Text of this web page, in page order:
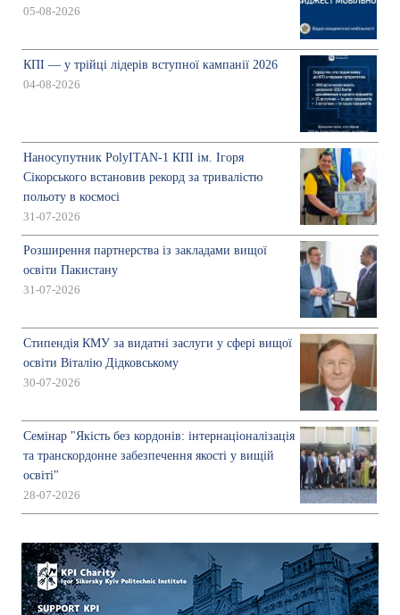
05-08-2026
КПІ — у трійці лідерів вступної кампанії 2026
04-08-2026
Наносупутник PolyITAN-1 КПІ ім. Ігоря
Сікорського встановив рекорд за тривалістю
польоту в космосі
31-07-2026
Розширення партнерства із закладами вищої
освіти Пакистану
31-07-2026
Стипендія КМУ за видатні заслуги у сфері вищої
освіти Віталію Дідковському
30-07-2026
Семінар "Якість без кордонів: інтернаціоналізація
та транскордонне забезпечення якості у вищій
освіті"
28-07-2026